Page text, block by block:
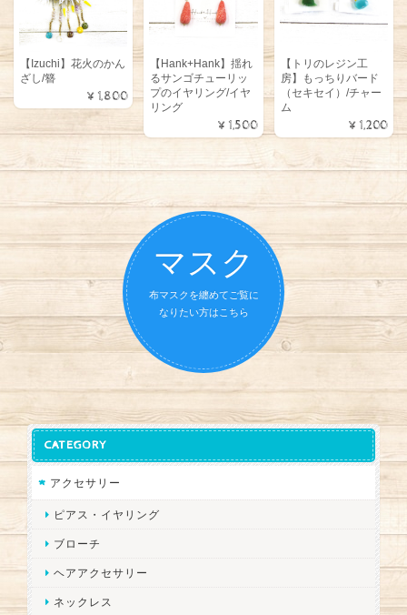
【Izuchi】花火のかん
ざし/簪
¥1,800
【Hank+Hank】揺れ
るサンゴチューリッ
プのイヤリング/イヤ
リング
¥1,500
【トリのレジン工
房】もっちりバード
（セキセイ）/チャー
ム
¥1,200
マスク
布マスクを纏めてご覧に
なりたい方はこちら
CATEGORY
アクセサリー
ピアス・イヤリング
ブローチ
ヘアアクセサリー
ネックレス